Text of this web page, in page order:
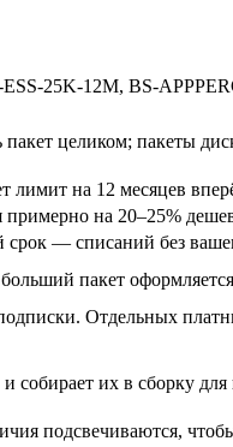
25K-12M, BS-
целиком; пакеты
на 12 месяцев
примерно на 20–25%
— списаний без
пакет
Отдельных
собирает их в сборку для
подсвечиваются,